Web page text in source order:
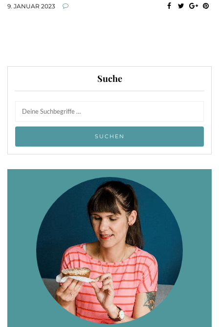
9. JANUAR 2023
Suche